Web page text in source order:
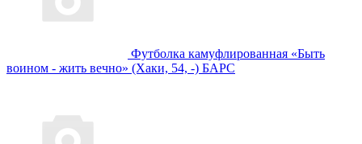
Футболка камуфлированная «Быть
воином - жить вечно» (Хаки, 54, -) БАРС